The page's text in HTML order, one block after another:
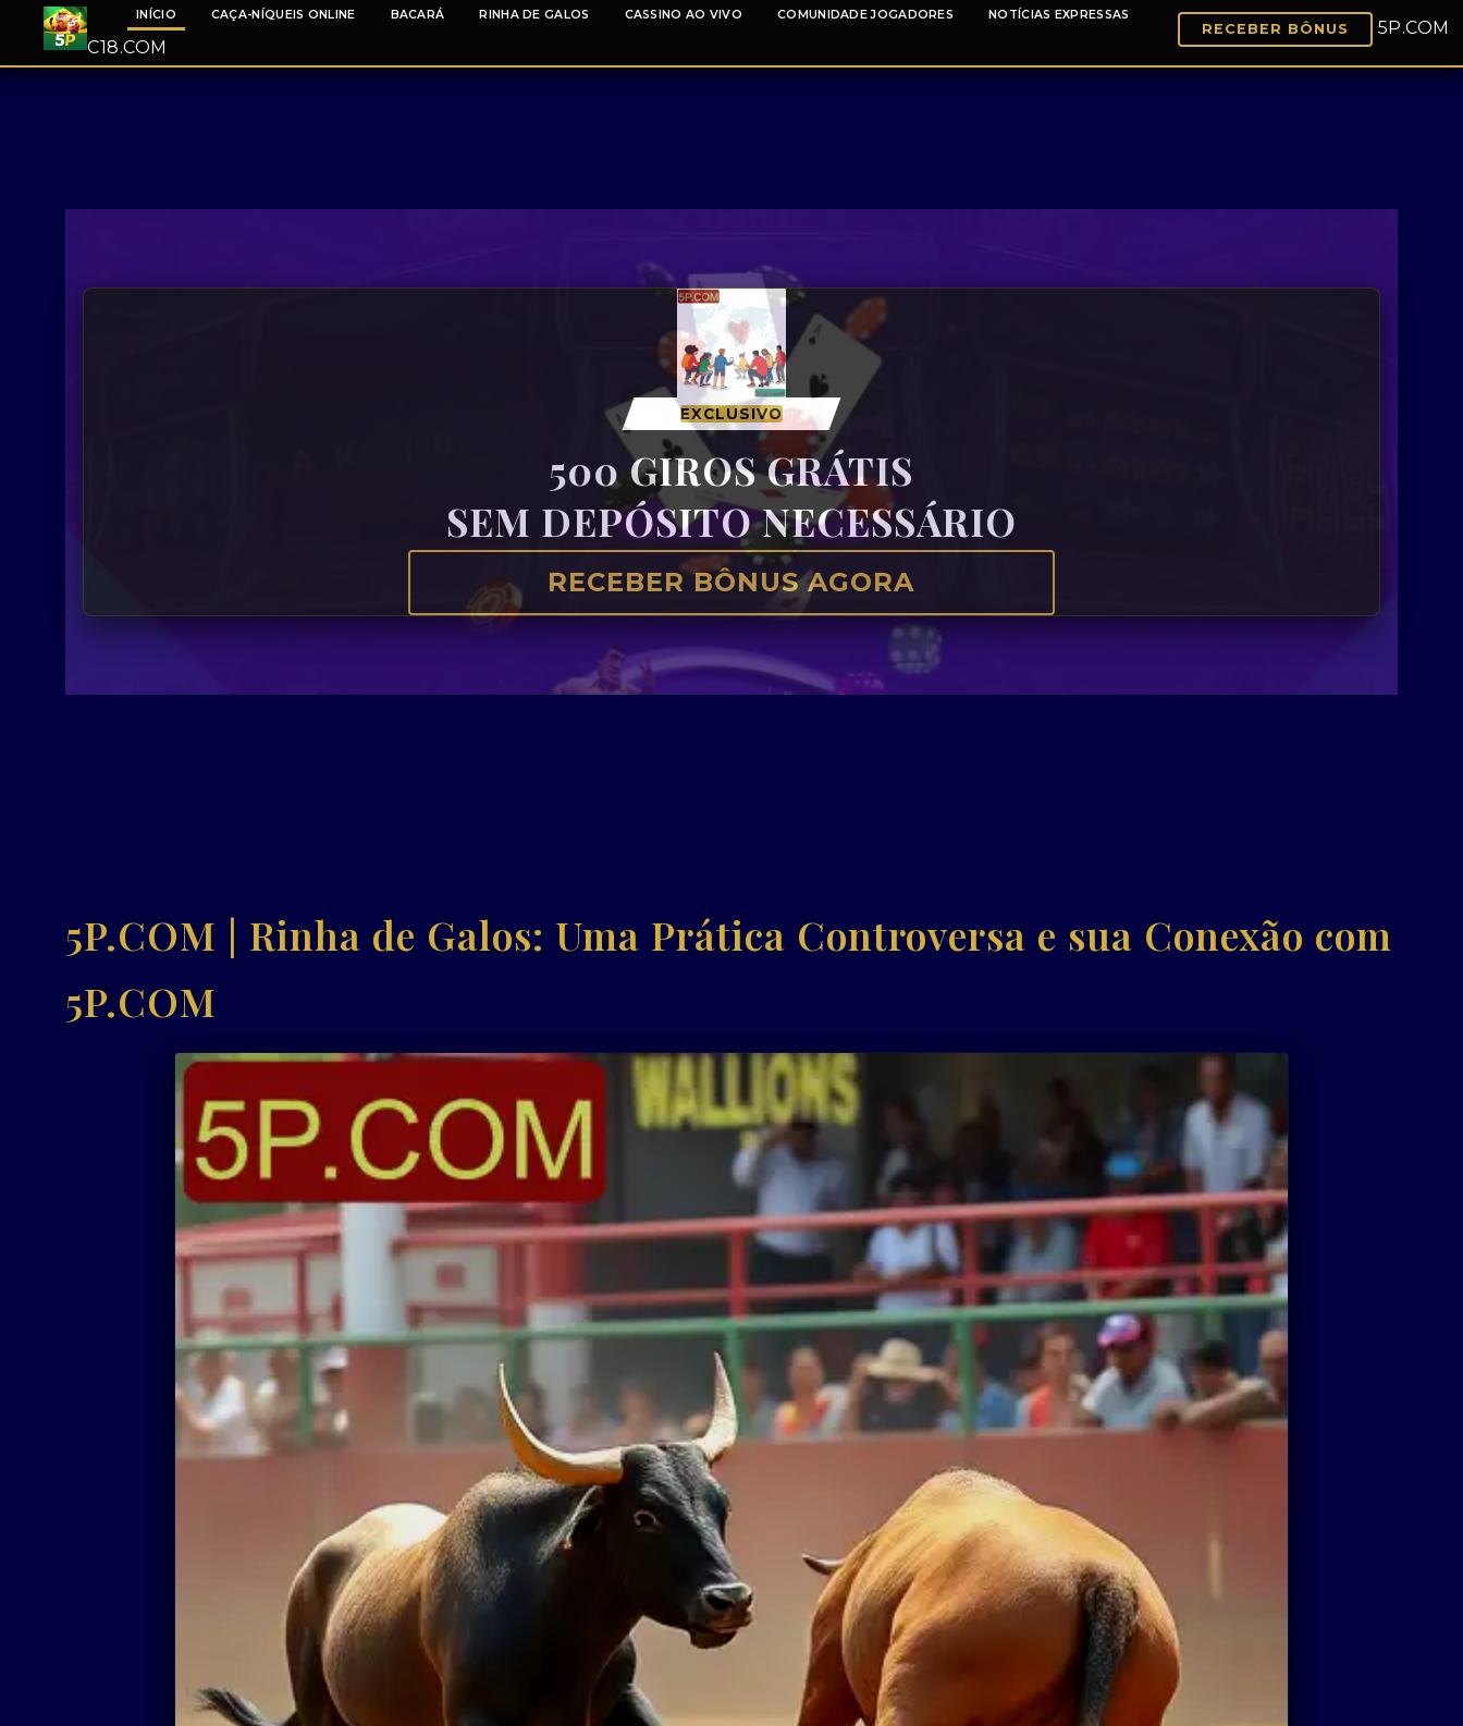
INÍCIO CAÇA-NÍQUEIS ONLINE BACARÁ RINHA DE GALOS CASSINO AO VIVO COMUNIDADE JOGADORES NOTÍCIAS EXPRESSAS
C18.COM
RECEBER BÔNUS 5P.COM
EXCLUSIVO
500 GIROS GRÁTIS
SEM DEPÓSITO NECESSÁRIO
RECEBER BÔNUS AGORA
5P.COM | Rinha de Galos: Uma Prática Controversa e sua Conexão com
5P.COM